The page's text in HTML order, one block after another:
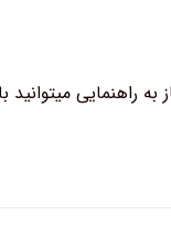
با شماره ۰۹۳۸۵۰۹۵۶۲۷